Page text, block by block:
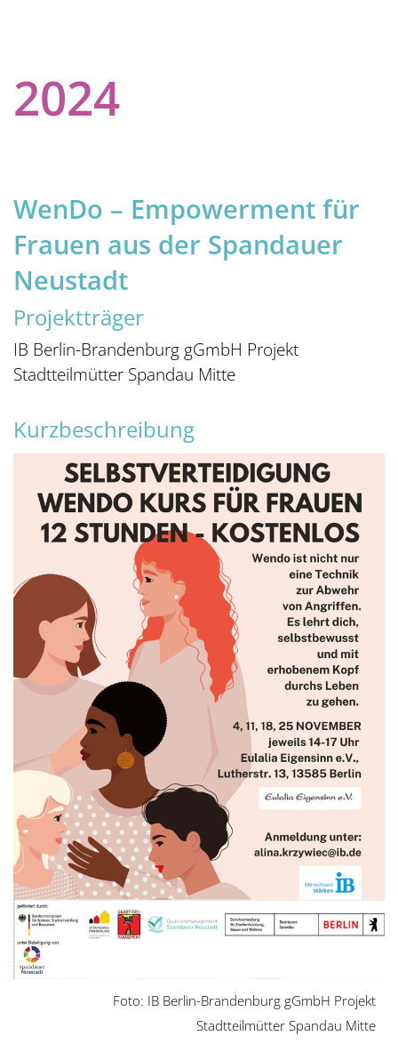
2024
WenDo – Empowerment für
Frauen aus der Spandauer
Neustadt
Projektträger
IB Berlin-Brandenburg gGmbH Projekt
Stadtteilmütter Spandau Mitte
Kurzbeschreibung
Foto: IB Berlin-Brandenburg gGmbH Projekt
Stadtteilmütter Spandau Mitte